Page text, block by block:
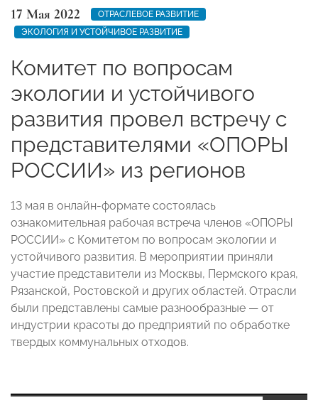
17 Мая 2022
ОТРАСЛЕВОЕ РАЗВИТИЕ
ЭКОЛОГИЯ И УСТОЙЧИВОЕ РАЗВИТИЕ
Комитет по вопросам
экологии и устойчивого
развития провел встречу с
представителями «ОПОРЫ
РОССИИ» из регионов
13 мая в онлайн-формате состоялась
ознакомительная рабочая встреча членов «ОПОРЫ
РОССИИ» с Комитетом по вопросам экологии и
устойчивого развития. В мероприятии приняли
участие представители из Москвы, Пермского края,
Рязанской, Ростовской и других областей. Отрасли
были представлены самые разнообразные — от
индустрии красоты до предприятий по обработке
твердых коммунальных отходов.